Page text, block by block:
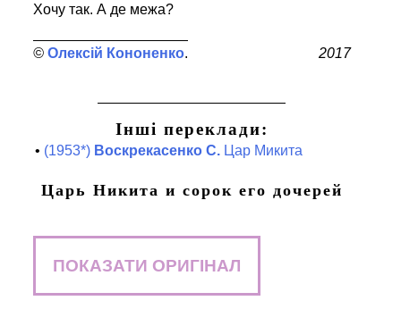
Хочу так. А де межа?
Олексій Кононенко 2017
Інші переклади:
• (1953*) Воскрекасенко С.Цар Микита
Царь Никита и сорок его дочерей
ПОКАЗАТИ ОРИГІНАЛ